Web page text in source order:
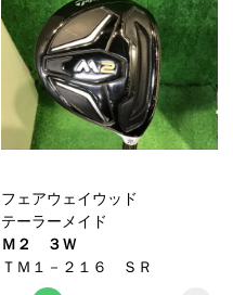
フェアウェイウッド
テーラーメイド
Ｍ２ ３Ｗ
ＴＭ１－２１６ ＳＲ